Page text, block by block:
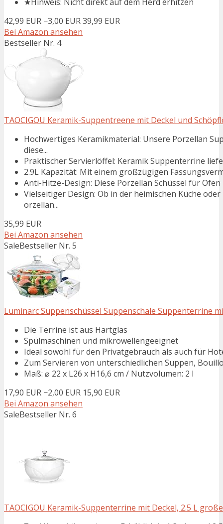
42,99 EUR −3,00 EUR39,99 EUR
Bei Amazon ansehen
Bestseller Nr. 4
TAOCIGOU Keramik-Suppentreene mit Deckel und
Hochwertiges Keramikmaterial: Unsere Porzellan
diese...
Praktischer Servierlöffel: Keramik Suppenterrine
2.9L Kapazität: Mit einem großzügigen
Anti-Hitze-Design: Diese Porzellan Schüssel für
Vielseitiger Design: Ob in der heimischen Küche
orzellan...
35,99 EUR
Bei Amazon ansehen
SaleBestseller Nr. 5
Luminarc Suppenschüssel Suppenschale Suppenterrine
Die Terrine ist aus Hartglas
Spülmaschinen und mikrowellengeeignet
Ideal sowohl für den Privatgebrauch als auch für
Zum Servieren von unterschiedlichen Suppen,
Maß: ⌀ 22 x L26 x H16,6 cm / Nutzvolumen: 2 l
17,90 EUR −2,00 EUR 15,90 EUR
Bei Amazon ansehen
SaleBestseller Nr. 6
TAOCIGOU Keramik-Suppenterrine mit Deckel, 2.5 L